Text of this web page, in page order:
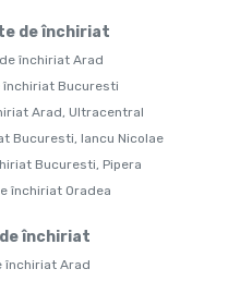
de închiriat
închiriat Arad
Bucuresti
Arad, Ultracentral
Bucuresti, Iancu Nicolae
Bucuresti, Pipera
închiriat Oradea
închiriat
închiriat Arad